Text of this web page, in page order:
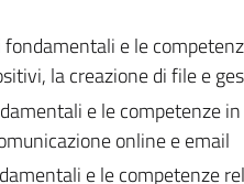
e le
la creazione di file e
e le competenze
online e email
e le competenze